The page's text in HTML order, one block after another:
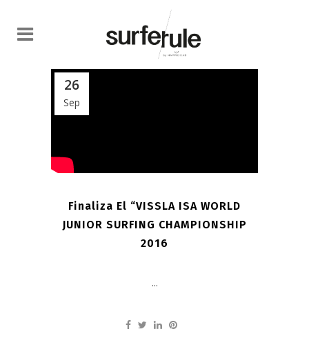
26
Sep
Finaliza El “VISSLA ISA WORLD
JUNIOR SURFING CHAMPIONSHIP
2016
...